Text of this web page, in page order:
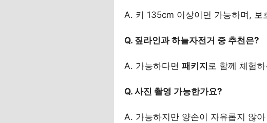
A. 키 135cm 이상이면 가능하며, 보
Q. 짚라인과 하늘자전거 중 추천은?
A. 가능하다면 패키지 로 함께 체험
Q. 사진 촬영 가능한가요?
A. 가능하지만 양손이 자유롭지 않